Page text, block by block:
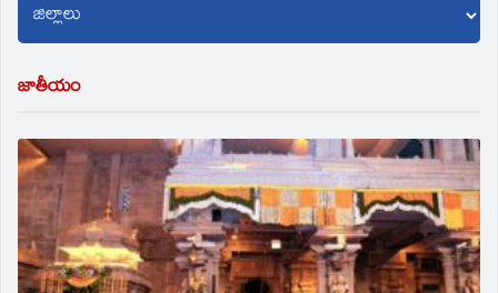
జాతీయం